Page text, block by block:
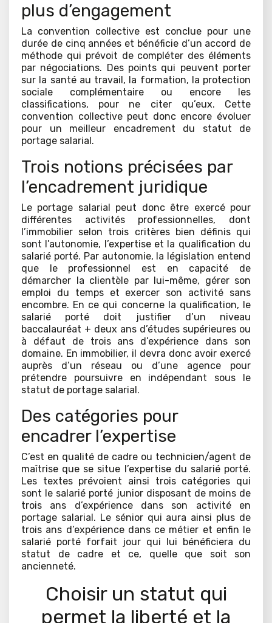
plus d’engagement
La convention collective est conclue pour une
durée de cinq années et bénéficie d’un accord de
méthode qui prévoit de compléter des éléments
par négociations. Des points qui peuvent porter
sur la santé au travail, la formation, la protection
sociale complémentaire ou encore les
classifications, pour ne citer qu’eux. Cette
convention collective peut donc encore évoluer
pour un meilleur encadrement du statut de
portage salarial.
Trois notions précisées par
l’encadrement juridique
Le portage salarial peut donc être exercé pour
différentes activités professionnelles, dont
l’immobilier selon trois critères bien définis qui
sont l’autonomie, l’expertise et la qualification du
salarié porté. Par autonomie, la législation entend
que le professionnel est en capacité de
démarcher la clientèle par lui-même, gérer son
emploi du temps et exercer son activité sans
encombre. En ce qui concerne la qualification, le
salarié porté doit justifier d’un niveau
baccalauréat + deux ans d’études supérieures ou
à défaut de trois ans d’expérience dans son
domaine. En immobilier, il devra donc avoir exercé
auprès d’un réseau ou d’une agence pour
prétendre poursuivre en indépendant sous le
statut de portage salarial.
Des catégories pour
encadrer l’expertise
C’est en qualité de cadre ou technicien/agent de
maîtrise que se situe l’expertise du salarié porté.
Les textes prévoient ainsi trois catégories qui
sont le salarié porté junior disposant de moins de
trois ans d’expérience dans son activité en
portage salarial. Le sénior qui aura ainsi plus de
trois ans d’expérience dans ce métier et enfin le
salarié porté forfait jour qui lui bénéficiera du
statut de cadre et ce, quelle que soit son
ancienneté.
Choisir un statut qui
permet la liberté et la